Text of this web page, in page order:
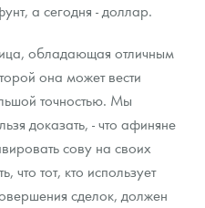
а сегодня - доллар.
обладающая отличным
она может вести
точностью. Мы
доказать, - что афиняне
сову на своих
что тот, кто использует
сделок, должен